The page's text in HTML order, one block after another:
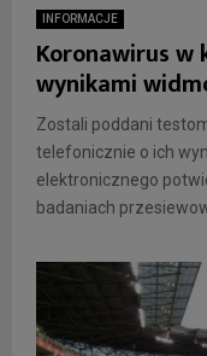
INFORMACJE
Koronawirus w
wynikami
Zostali poddani
telefonicznie o ich
elektronicznego
badaniach